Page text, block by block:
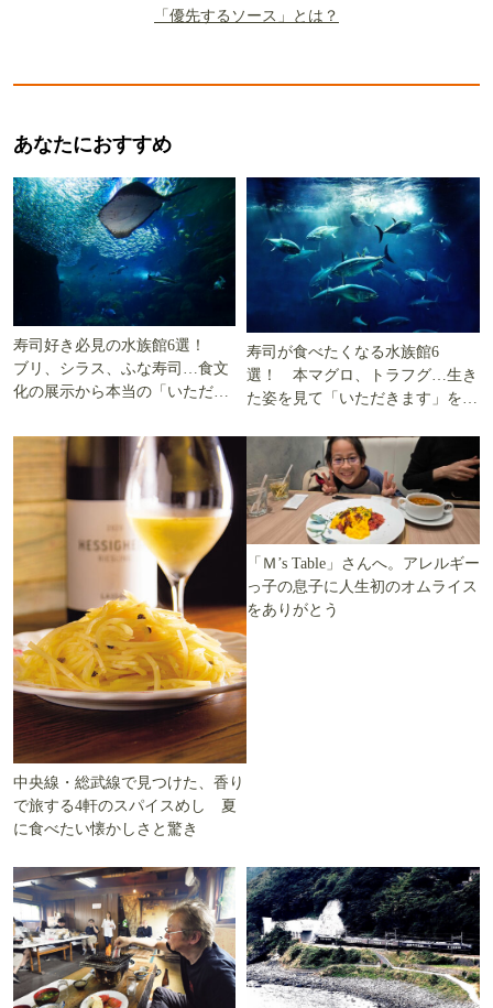
「優先するソース」とは？
あなたにおすすめ
寿司好き必見の水族館6選！
ブリ、シラス、ふな寿司…食文
化の展示から本当の「いただき
寿司が食べたくなる水族館6
選！ 本マグロ、トラフグ…生き
た姿を見て「いただきます」を考
中央線・総武線で見つけた、香り
で旅する4軒のスパイスめし 夏
に食べたい懐かしさと驚き
「Ｍ’s Table」さんへ。アレルギー
っ子の息子に人生初のオムライス
をありがとう